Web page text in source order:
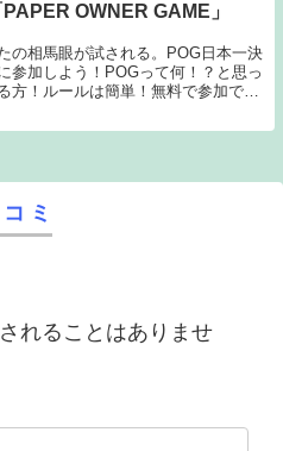
PAPER OWNER GAME」
の相馬眼が試される。POG日本一決
参加しよう！POGって何！？と思っ
方！ルールは簡単！無料で参加でき
んで、その競走馬の賞金に応じたポ
ミ
れることはありませ